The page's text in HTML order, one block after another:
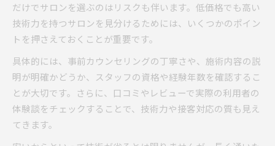
だけでサロンを選ぶのはリスクも伴います。低価格でも高い
技術力を持つサロンを見分けるためには、いくつかのポイン
トを押さえておくことが重要です。
具体的には、事前カウンセリングの丁寧さや、施術内容の説
明が明確かどうか、スタッフの資格や経験年数を確認するこ
とが大切です。さらに、口コミやレビューで実際の利用者の
体験談をチェックすることで、技術力や接客対応の質も見え
てきます。